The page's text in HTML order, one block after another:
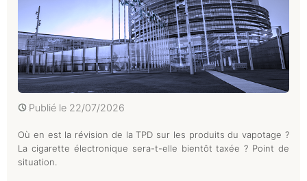
Publié le 22/07/2026
Où en est la révision de la TPD sur les produits du vapotage ?
La cigarette électronique sera-t-elle bientôt taxée ? Point de
situation.